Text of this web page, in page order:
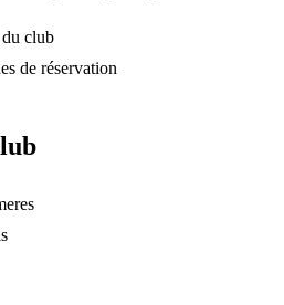
club
de réservation